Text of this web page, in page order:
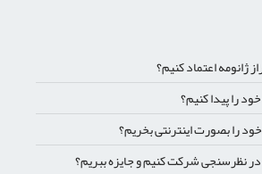
ژانومه اعتماد کنیم؟
را پیدا کنیم؟
را بصورت اینترنتی بخریم؟
نظرسنجی شرکت کنیم و جایزه ببریم؟